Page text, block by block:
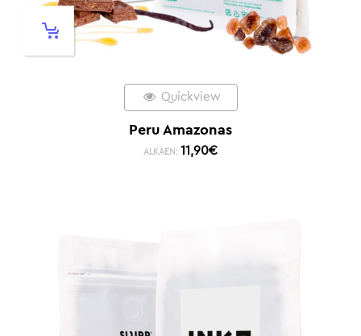
Quickview
Peru Amazonas
ALKAEN: 11,90€